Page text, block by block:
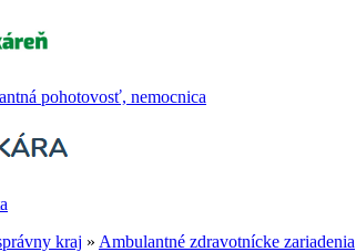
pohotovosť, nemocnica
kraj » Ambulantné zdravotnícke zariadenia